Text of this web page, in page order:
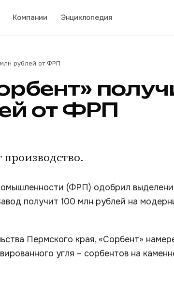
Компании Энциклопедия
рублей от ФРП
от ФРП
(ФРП) одобрил
получит 100 млн рублей на
Пермского края, «Сорбент»
угля – сорбентов на